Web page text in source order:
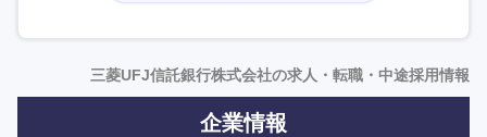
決の具体的なソリューションまでを一気通貫で提供。
また、近年は新規事業にも積極的に取り組んでいる。
三菱UFJ信託銀行株式会社の求人・転職・中途採用情報
企業情報